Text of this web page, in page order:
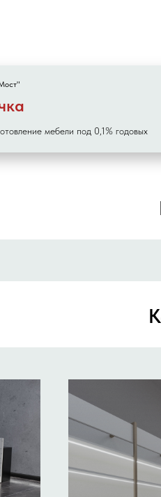
мебели под 0,1% годовых